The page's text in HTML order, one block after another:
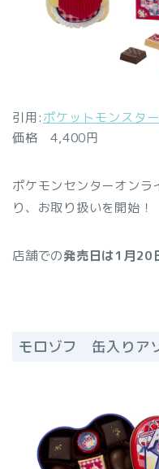
引用:ポケットモンスタ
価格 4,400円
ポケモンセンターオンラ
り、お取り扱いを開始！
店舗での発売日は1月20
モロゾフ 缶入りア